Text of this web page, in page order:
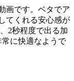
画です。ベタでア
てくれる安心感が
2秒程度で出る加
に快適なようで